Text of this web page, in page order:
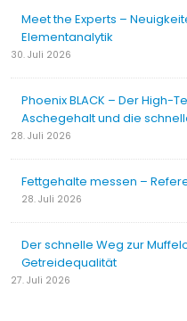
Meet the Experts –
Elementanalytik
30. Juli 2026
Phoenix BLACK – Der High-
Aschegehalt und die
28. Juli 2026
Fettgehalte messen –
28. Juli 2026
Der schnelle Weg zur
Getreidequalität
27. Juli 2026